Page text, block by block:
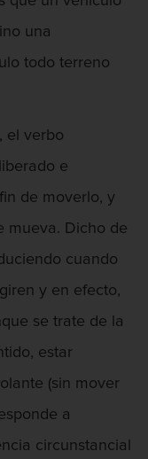
A los
asistencia
una
todo terreno
el verbo
e
de moverlo, y
mueva. Dicho de
cuando
y en efecto,
se trate de la
estar
(sin mover
a
circunstancial